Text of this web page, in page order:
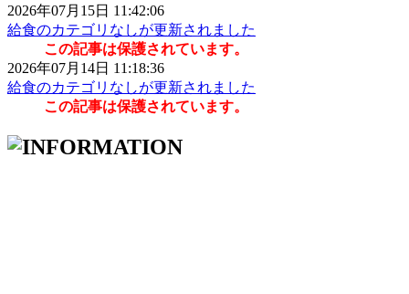
2026年07月15日 11:42:06
給食のカテゴリなしが更新されました
この記事は保護されています。
2026年07月14日 11:18:36
給食のカテゴリなしが更新されました
この記事は保護されています。